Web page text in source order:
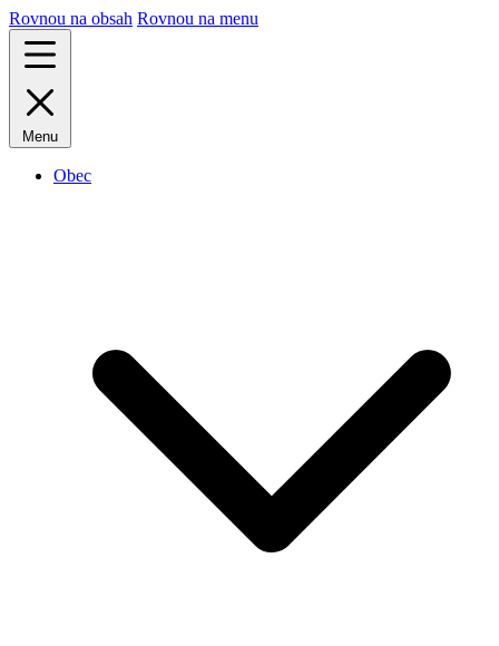
Rovnou na obsah Rovnou na menu
Menu
Obec